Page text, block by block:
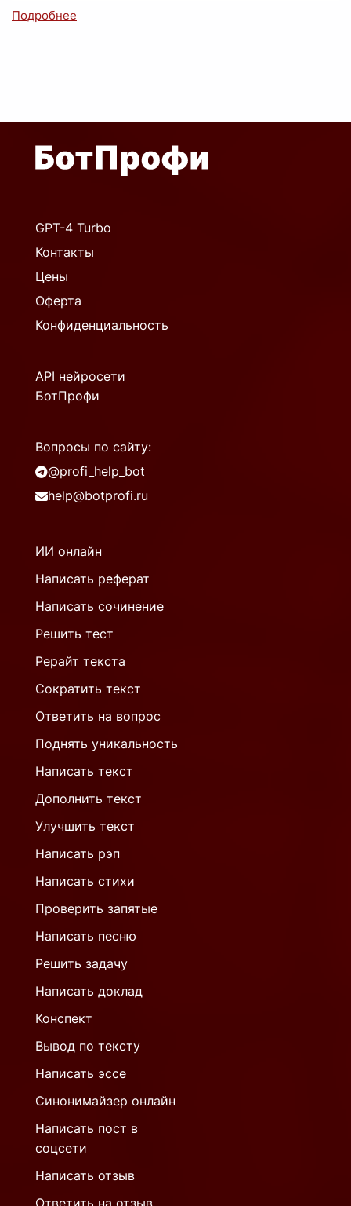
GPT-4 Turbo
Контакты
Цены
Оферта
Конфиденциальность
API нейросети
БотПрофи
Вопросы по сайту:
@profi_help_bot
help@botprofi.ru
ИИ онлайн
Написать реферат
Написать сочинение
Решить тест
Рерайт текста
Сократить текст
Ответить на вопрос
Поднять уникальность
Написать текст
Дополнить текст
Улучшить текст
Написать рэп
Написать стихи
Проверить запятые
Написать песню
Решить задачу
Написать доклад
Конспект
Вывод по тексту
Написать эссе
Синонимайзер онлайн
Написать пост в
соцсети
Написать отзыв